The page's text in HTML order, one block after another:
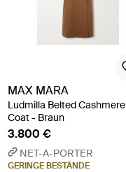
MAX MARA
Ludmilla Belted Cashmere
Coat - Braun
3.800 €
NET-A-PORTER
GERINGE BESTÄNDE